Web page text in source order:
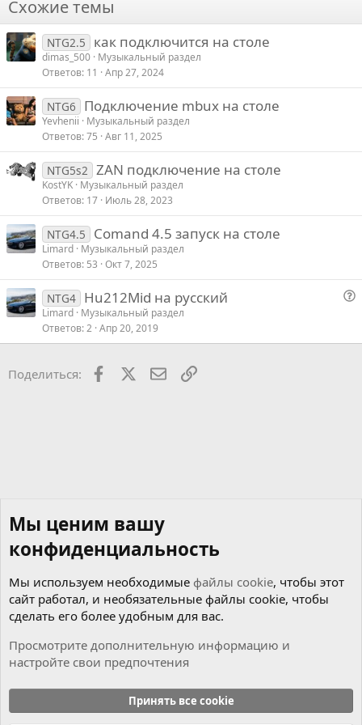
т
и
26
Verdana
Схожие темы
NTG2.5 как подключится на столе
dimas_500 Музыкальный раздел
Ответов 11 Апр 27, 2024
NTG6 Подключение mbux на столе
Yevhenii
Музыкальный раздел
Ответов 75 Авг 11, 2025
NTG5s2 ZAN подключение на столе
KostYK Музыкальный раздел
Ответов 17 Июль 28, 2023
NTG4.5 Comand 4.5 запуск на столе
Limard Музыкальный раздел
Ответов 53 Окт 7, 2025
В
р
NTG4 Hu212Mid на русский
Limard Музыкальный раздел
Ответов 2 Апр 20, 2019
Поделиться: Facebook ПочтаСсылкой
Cookies Russian (RU)
Мы ценим вашу
конфиденциальность
Мы используем необходимые файлы cookie, чтобы этот
сайт работал, и необязательные файлы cookie, чтобы
сделать его более удобным для вас.
Просмотрите дополнительную информацию и
настройте свои предпочтения
Принять все cookie